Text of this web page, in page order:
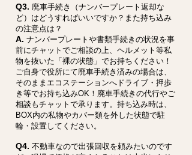
Q3. 廃車手続き（ナンバープレート返却な
ど）はどうすればいいですか？また持ち込み
の注意点は？
A. ナンバープレートや書類手続きの状況を事
前にチャットでご相談の上、ヘルメット等私
物を抜いた「裸の状態」でお持ちください！
ご自身で役所にて廃車手続き済みの場合は、
そのままエコステーションへドライブ・押歩
き等でお持ち込みOK！廃車手続きの代行やご
相談もチャットで承ります。持ち込み時は、
BOX内の私物やカバー類を外した状態で駐
輪・設置してください。
Q4. 不動車なので出張回収を頼みたいのです